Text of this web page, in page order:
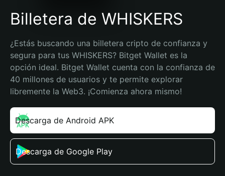
Billetera de WHISKERS
¿Estás buscando una billetera cripto de confianza y
segura para tus WHISKERS? Bitget Wallet es la
opción ideal. Bitget Wallet cuenta con la confianza de
40 millones de usuarios y te permite explorar
libremente la Web3. ¡Comienza ahora mismo!
Descarga de Android APK
Descarga de Google Play